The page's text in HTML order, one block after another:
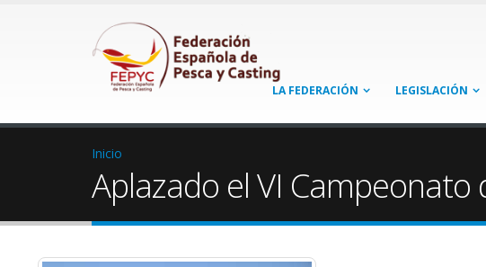
LA FEDERACIÓN LEGISLACIÓN
Inicio
Aplazado el VI Campeonato